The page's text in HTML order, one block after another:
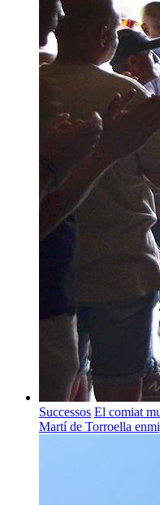
Successos El comiat
Martí de Torroella